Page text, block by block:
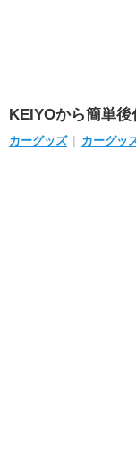
KEIYOから簡単後
カーグッズ カーグッ